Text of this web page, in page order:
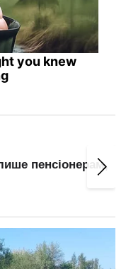
you knew
пенсіонерам,